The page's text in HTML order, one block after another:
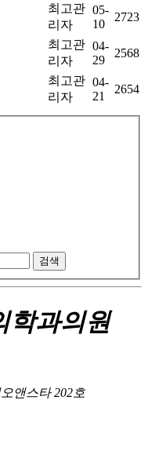
최고관
리자
05-
10
2723
최고관
리자
04-
29
2568
최고관
리자
04-
21
2654
학과의원
앤스타 202호